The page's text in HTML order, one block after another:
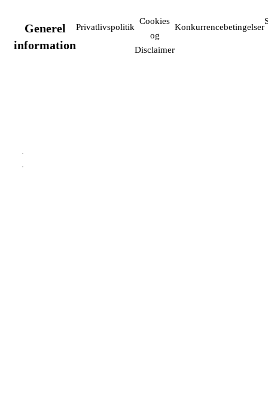
Generel
information
Privatlivspolitik
Cookies
og
Disclaimer
Konkurrencebetingelser